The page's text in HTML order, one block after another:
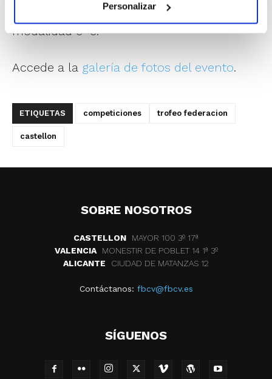
Personalizar
edición en el Trofeo Federación 2026 en su
modalidad 3×3.
Accede a la galería de fotos del evento.
ETIQUETAS competiciones trofeo federacion
castellon
SOBRE NOSOTROS
CASTELLON
MAYOR 100 3º 17ª
VALENCIA
MONESTIR DE POBLET 14 1ª 3º
ALICANTE
CIUDAD DE MATANZAS 12
Contáctanos: fbcv@fbcv.es
SÍGUENOS